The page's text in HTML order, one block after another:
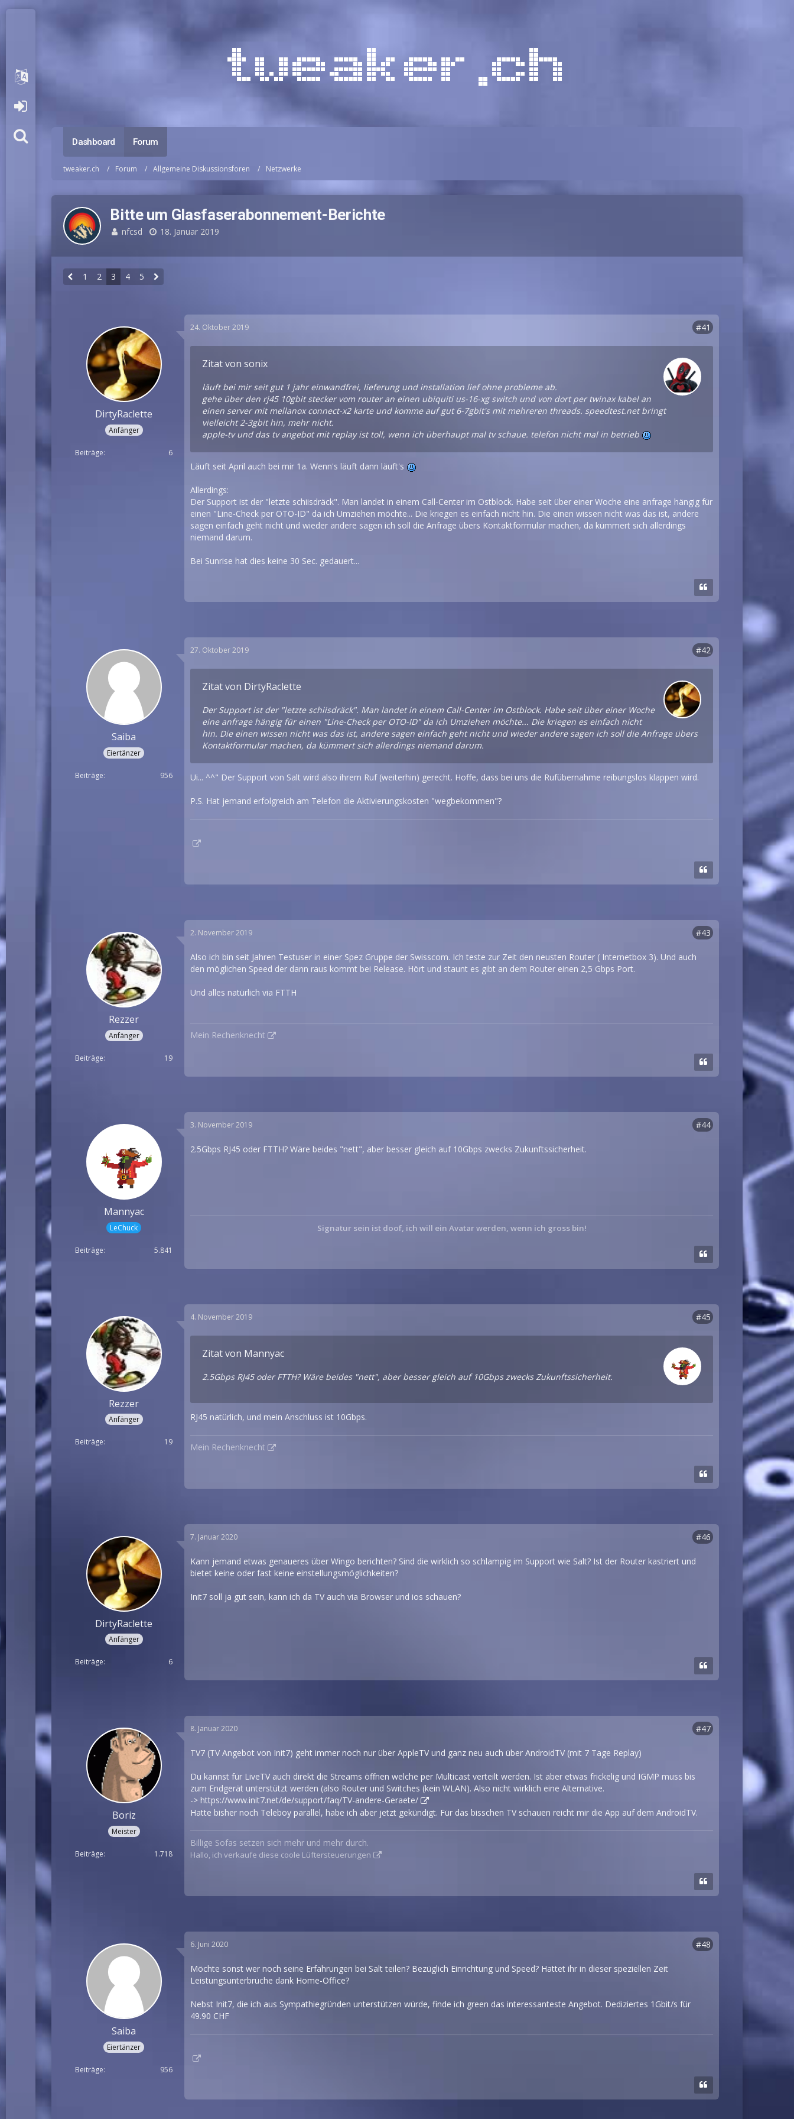
Dashboard Forum
tweaker.ch Forum Allgemeine Diskussionsforen Netzwerke
Bitte um Glasfaserabonnement-Berichte
nfcsd 18. Januar 2019
1 2 3 4 5
DirtyRaclette
Anfänger
Beiträge 6
24. Oktober 2019 #41
Zitat von sonix
läuft bei mir seit gut 1 jahr einwandfrei, lieferung und installation lief ohne probleme ab.
gehe über den rj45 10gbit stecker vom router an einen ubiquiti us-16-xg switch und von dort per twinax kabel an
einen server mit mellanox connect-x2 karte und komme auf gut 6-7gbit's mit mehreren threads. speedtest.net bringt
vielleicht 2-3gbit hin, mehr nicht.
apple-tv und das tv angebot mit replay ist toll, wenn ich überhaupt mal tv schaue. telefon nicht mal in betrieb
Läuft seit April auch bei mir 1a. Wenn's läuft dann läuft's
Allerdings:
Der Support ist der "letzte schiisdräck". Man landet in einem Call-Center im Ostblock. Habe seit über einer Woche eine anfrage hängig für
einen "Line-Check per OTO-ID" da ich Umziehen möchte... Die kriegen es einfach nicht hin. Die einen wissen nicht was das ist, andere
sagen einfach geht nicht und wieder andere sagen ich soll die Anfrage übers Kontaktformular machen, da kümmert sich allerdings
niemand darum.
Bei Sunrise hat dies keine 30 Sec. gedauert...
Saiba
Eiertänzer
Beiträge 956
27. Oktober 2019 #42
Zitat von DirtyRaclette
Der Support ist der "letzte schiisdräck". Man landet in einem Call-Center im Ostblock. Habe seit über einer Woche
eine anfrage hängig für einen "Line-Check per OTO-ID" da ich Umziehen möchte... Die kriegen es einfach nicht
hin. Die einen wissen nicht was das ist, andere sagen einfach geht nicht und wieder andere sagen ich soll die Anfrage übers
Kontaktformular machen, da kümmert sich allerdings niemand darum.
Ui... ^^" Der Support von Salt wird also ihrem Ruf (weiterhin) gerecht. Hoffe, dass bei uns die Rufübernahme reibungslos klappen wird.
P.S. Hat jemand erfolgreich am Telefon die Aktivierungskosten "wegbekommen"?
Rezzer
Anfänger
Beiträge 19
2. November 2019 #43
Also ich bin seit Jahren Testuser in einer Spez Gruppe der Swisscom. Ich teste zur Zeit den neusten Router ( Internetbox 3). Und auch
den möglichen Speed der dann raus kommt bei Release. Hört und staunt es gibt an dem Router einen 2,5 Gbps Port.
Und alles natürlich via FTTH
Mein Rechenknecht
Mannyac
LeChuck
Beiträge 5.841
3. November 2019 #44
2.5Gbps RJ45 oder FTTH? Wäre beides "nett", aber besser gleich auf 10Gbps zwecks Zukunftssicherheit.
Signatur sein ist doof, ich will ein Avatar werden, wenn ich gross bin!
Rezzer
Anfänger
Beiträge 19
4. November 2019 #45
Zitat von Mannyac
2.5Gbps RJ45 oder FTTH? Wäre beides "nett", aber besser gleich auf 10Gbps zwecks Zukunftssicherheit.
RJ45 natürlich, und mein Anschluss ist 10Gbps.
Mein Rechenknecht
DirtyRaclette
Anfänger
Beiträge 6
7. Januar 2020 #46
Kann jemand etwas genaueres über Wingo berichten? Sind die wirklich so schlampig im Support wie Salt? Ist der Router kastriert und
bietet keine oder fast keine einstellungsmöglichkeiten?
Init7 soll ja gut sein, kann ich da TV auch via Browser und ios schauen?
Boriz
Meister
Beiträge 1.718
8. Januar 2020 #47
TV7 (TV Angebot von Init7) geht immer noch nur über AppleTV und ganz neu auch über AndroidTV (mit 7 Tage Replay)
Du kannst für LiveTV auch direkt die Streams öffnen welche per Multicast verteilt werden. Ist aber etwas frickelig und IGMP muss bis
zum Endgerät unterstützt werden (also Router und Switches (kein WLAN). Also nicht wirklich eine Alternative.
-> https://www.init7.net/de/support/faq/TV-andere-Geraete/
Hatte bisher noch Teleboy parallel, habe ich aber jetzt gekündigt. Für das bisschen TV schauen reicht mir die App auf dem AndroidTV.
Billige Sofas setzen sich mehr und mehr durch.
Hallo, ich verkaufe diese coole Lüftersteuerungen
Saiba
Eiertänzer
Beiträge 956
6. Juni 2020 #48
Möchte sonst wer noch seine Erfahrungen bei Salt teilen? Bezüglich Einrichtung und Speed? Hattet ihr in dieser speziellen Zeit
Leistungsunterbrüche dank Home-Office?
Nebst Init7, die ich aus Sympathiegründen unterstützen würde, finde ich green das interessanteste Angebot. Dediziertes 1Gbit/s für
49.90 CHF